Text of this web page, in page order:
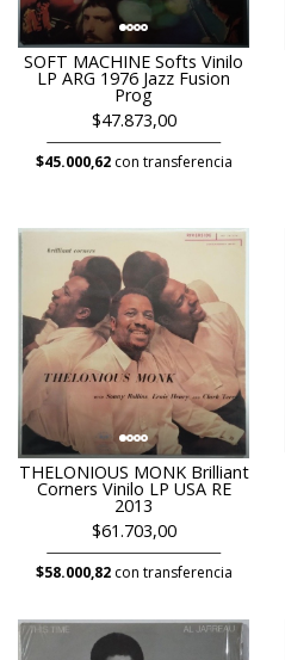
SOFT MACHINE Softs Vinilo
LP ARG 1976 Jazz Fusion
Prog
$47.873,00
$45.000,62con transferencia
THELONIOUS MONK Brilliant
Corners Vinilo LP USA RE
2013
$61.703,00
$58.000,82con transferencia